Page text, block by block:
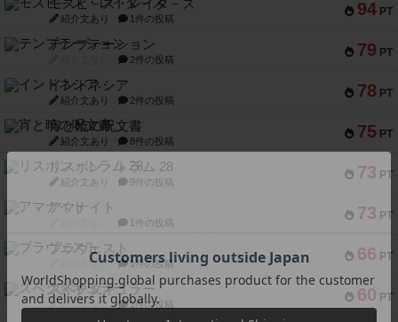
94 PT
モズビ－ズ・レイダ－ズ
紹介文あり 1件の投稿
79 PT
テンプテーション
2件の投稿
78 PT
インドネシア
紹介文あり 2件の投稿
75 PT
宵と暁の呪文書
紹介文あり 8件の投稿
73 PT
リスボン・トラム 28
紹介文あり 9件の投稿
73 PT
アマナイト
1件の投稿
66 PT
ブラヴェスト
紹介文なし 1件の投稿
60 PT
スペクタキュラー
紹介文なし 1件の投稿